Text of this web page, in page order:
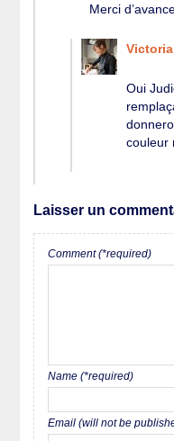
Merci
Victoria
Oui
couleur
Laisser un
Comment (*required)
Name (*required)
Email (will not be